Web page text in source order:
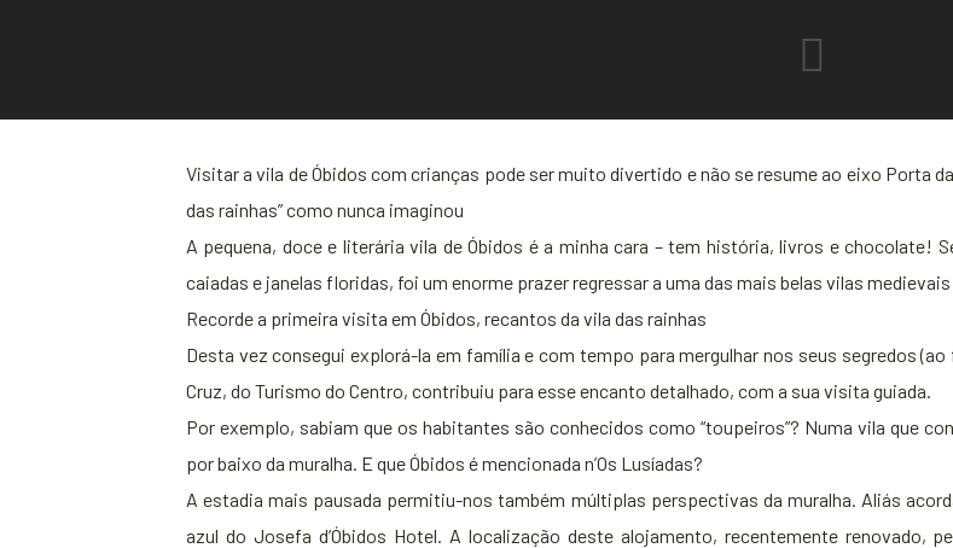
Visitar a vila de Óbidos com crianças pode ser muito divertido e não se resume ao eixo Porta
das rainhas” como nunca imaginou
A pequena, doce e literária vila de Óbidos é a minha cara – tem história, livros e chocolate!
caiadas e janelas floridas, foi um enorme prazer regressar a uma das mais belas vilas
Recorde a primeira visita em Óbidos, recantos da vila das rainhas
Desta vez consegui explorá-la em família e com tempo para mergulhar nos seus segredos
Cruz, do Turismo do Centro, contribuiu para esse encanto detalhado, com a sua visita guiada.
Por exemplo, sabiam que os habitantes são conhecidos como “toupeiros”? Numa vila que
por baixo da muralha. E que Óbidos é mencionada n’Os Lusíadas?
A estadia mais pausada permitiu-nos também múltiplas perspectivas da muralha. Aliás
azul do Josefa d’Óbidos Hotel. A localização deste alojamento, recentemente